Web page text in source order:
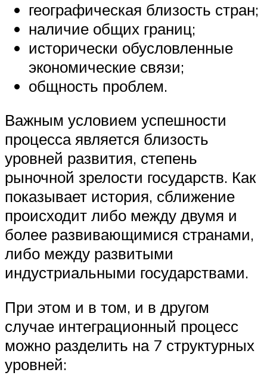
географическая близость стран;
наличие общих границ;
исторически обусловленные
экономические связи;
общность проблем.
Важным условием успешности
процесса является близость
уровней развития, степень
рыночной зрелости государств. Как
показывает история, сближение
происходит либо между двумя и
более развивающимися странами,
либо между развитыми
индустриальными государствами.
При этом и в том, и в другом
случае интеграционный процесс
можно разделить на 7 структурных
уровней: